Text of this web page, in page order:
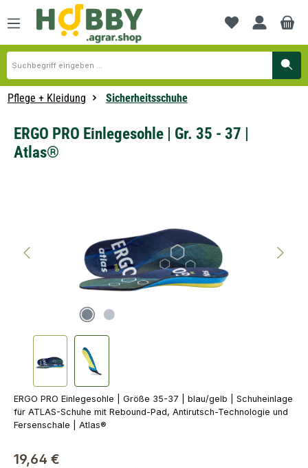
springen
Du hast 0
Pflege + Kleidung Sicherheitsschuhe
ERGO PRO Einlegesohle | Gr. 35 - 37 |
Atlas®
ERGO PRO Einlegesohle | Größe 35-37 | blau/gelb | Schuheinlage
für ATLAS-Schuhe mit Rebound-Pad, Antirutsch-Technologie und
Fersenschale | Atlas®
19,64 €